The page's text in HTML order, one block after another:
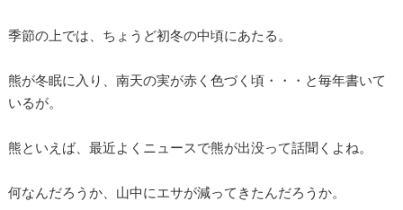
季節の上では、ちょうど初冬の中頃にあたる。
熊が冬眠に入り、南天の実が赤く色づく頃・・・と毎年書いて
いるが。
熊といえば、最近よくニュースで熊が出没って話聞くよね。
何なんだろうか、山中にエサが減ってきたんだろうか。